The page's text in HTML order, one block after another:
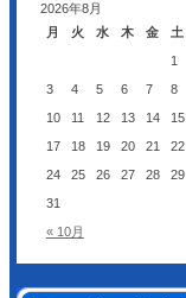
2026年8月
月
火 水 木 金 土
« 10月
1
3
4 5 6 7 8
10
11 12 13 14 15
17
18 19 20 21 22
24
25 26 27 28 29
31